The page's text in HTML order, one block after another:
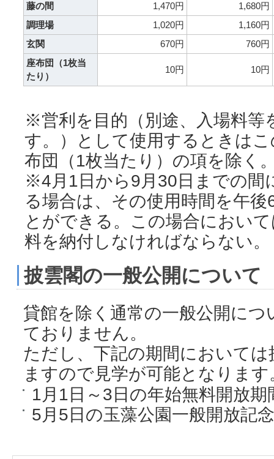
藤の間
1,470円
1,680円
調理場
1,020円
1,160円
玄関
670円
760円
座布団（1枚当
たり）
10円 10円
※営利を目的（別途、入場料等
す。）として使用するときは
布団（1枚当たり）の項を除く
※4月1日から9月30日までの間
る場合は、その使用時間を午
とができる。この場合におい
料を納付しなければならない。
披雲閣の一般公開について
貸館を除く通常の一般公開に
ておりません。
ただし、下記の期間において
ますので見学が可能となります
1月1日～3日の年始無料開放期
5月5日の玉藻公園一般開放記